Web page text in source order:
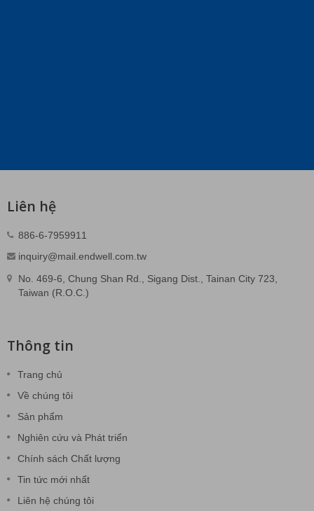
Liên hệ
886-6-7959911
inquiry@mail.endwell.com.tw
No. 469-6, Chung Shan Rd., Sigang Dist., Tainan City 723,
Taiwan (R.O.C.)
Thông tin
Trang chủ
Về chúng tôi
Sản phẩm
Nghiên cứu và Phát triển
Chính sách Chất lượng
Tin tức mới nhất
Liên hệ chúng tôi